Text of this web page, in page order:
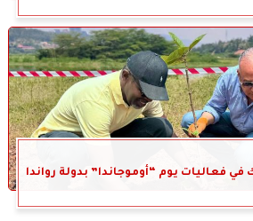
فعاليات يوم “أوموجاندا” بدولة رواندا